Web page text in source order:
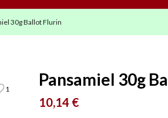
30g Ballot Flurin
1 Pansamiel 30g
10,14 €